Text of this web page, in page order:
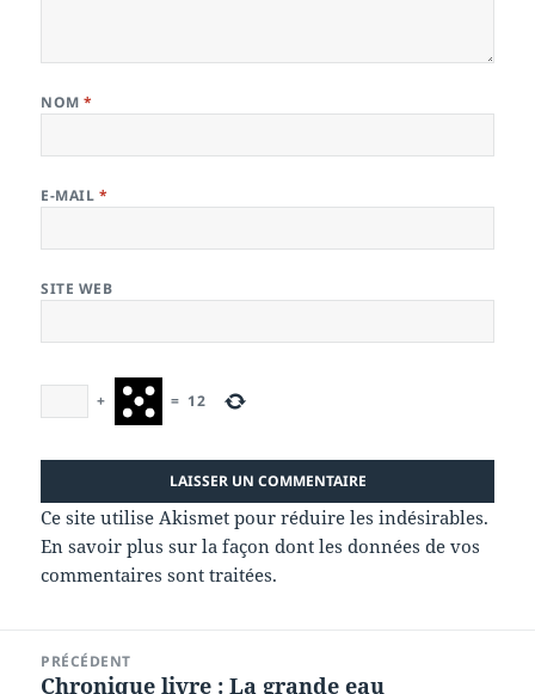
NOM*
E-MAIL *
SITE WEB
+ = 12
Ce site utilise Akismet pour réduire les indésirables.
En savoir plus sur la façon dont les données de vos
commentaires sont traitées.
PRÉCÉDENT
Article
Chronique livre : La grande eau